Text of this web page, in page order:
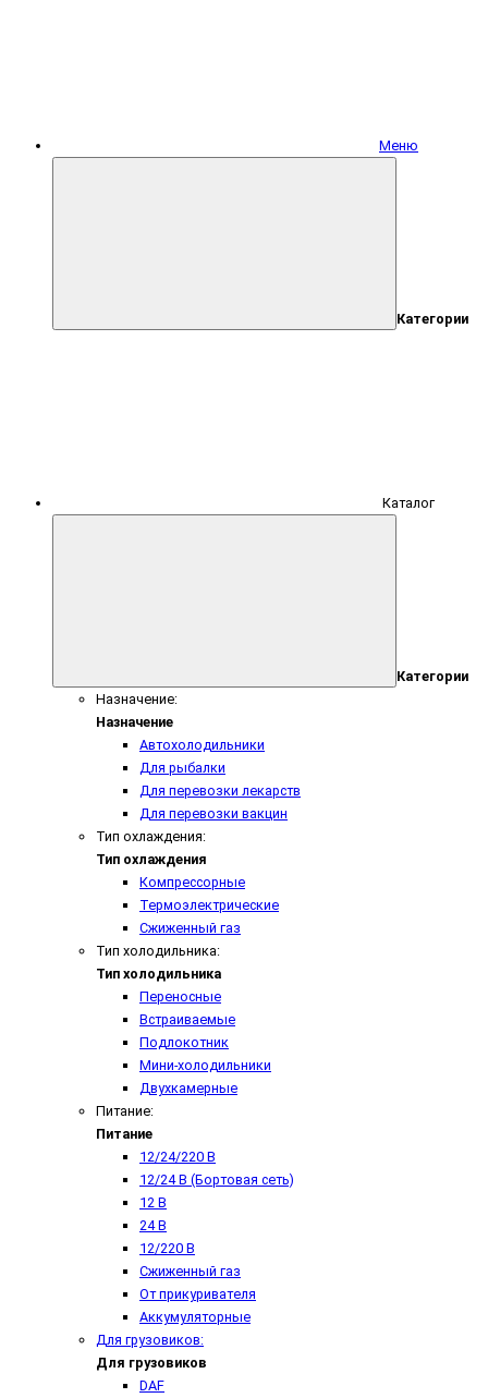
Меню
Категории
Каталог
Категории
Назначение:
Назначение
Автохолодильники
Для рыбалки
Для перевозки лекарств
Для перевозки вакцин
Тип охлаждения:
Тип охлаждения
Компрессорные
Термоэлектрические
Сжиженный газ
Тип холодильника:
Тип холодильника
Переносные
Встраиваемые
Подлокотник
Мини-холодильники
Двухкамерные
Питание:
Питание
12/24/220 В
12/24 В (Бортовая сеть)
12 В
24 В
12/220 В
Сжиженный газ
От прикуривателя
Аккумуляторные
Для грузовиков:
Для грузовиков
DAF